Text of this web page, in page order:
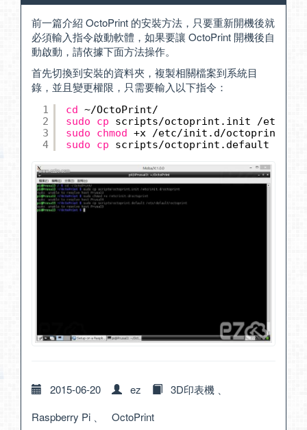
前一篇介紹 OctoPrint 的安裝方法，只要重新開機後就
必須輸入指令啟動軟體，如果要讓 OctoPrint 開機後自
動啟動，請依據下面方法操作。
首先切換到安裝的資料夾，複製相關檔案到系統目
錄，並且變更權限，只需要輸入以下指令：
1
2
3
4
cd ~/OctoPrint/
sudo
cp scripts/octoprint .init /etc/
sudo
chmod +x /etc/init .d/octoprint
sudo
cp scripts/octoprint .default
2015-06-20 ez 3D印表機
Raspberry Pi
OctoPrint